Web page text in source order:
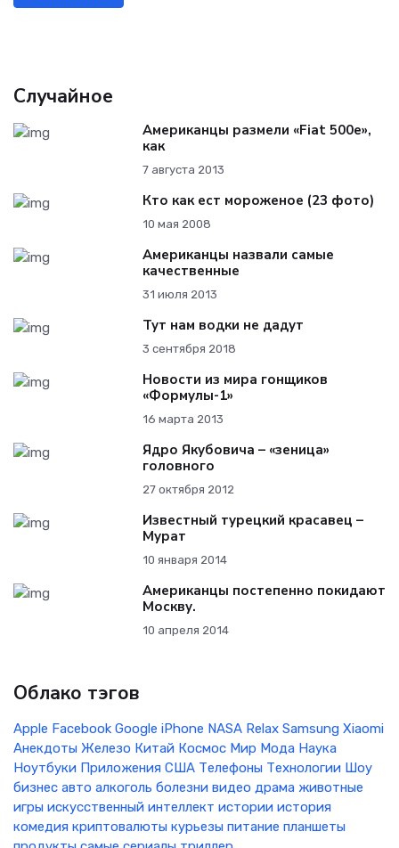
Случайное
Американцы размели «Fiat 500e»,
как
7 августа 2013
Кто как ест мороженое (23 фото)
10 мая 2008
Американцы назвали самые
качественные
31 июля 2013
Тут нам водки не дадут
3 сентября 2018
Новости из мира гонщиков
«Формулы-1»
16 марта 2013
Ядро Якубовича – «зеница»
головного
27 октября 2012
Известный турецкий красавец –
Мурат
10 января 2014
Американцы постепенно покидают
Москву.
10 апреля 2014
Облако тэгов
Apple Facebook Google iPhone NASA Relax Samsung Xiaomi
Анекдоты Железо Китай Космос Мир Мода Наука
Ноутбуки Приложения США Телефоны Технологии Шоу
бизнес авто алкоголь болезни видео драма животные
игры искусственный интеллект истории история
комедия криптовалюты курьезы питание планшеты